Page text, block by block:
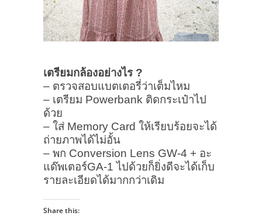
เตรียมกล้องอย่างไร ?
– ตรวจสอบแบตเตอรี่ว่าเต็มไหม
– เตรียม Powerbank ติดกระเป๋าไป
ด้วย
– ใส่ Memory Card ให้เรียบร้อยจะได้
ถ่ายภาพได้ไม่อั้น
– พก Conversion Lens GW-4 + อะ
แด๊พเตอร์GA-1 ไปด้วยก็ยิ่งดีจะได้เก็บ
รายละเอียดได้มากกว่าเดิม
Share this: